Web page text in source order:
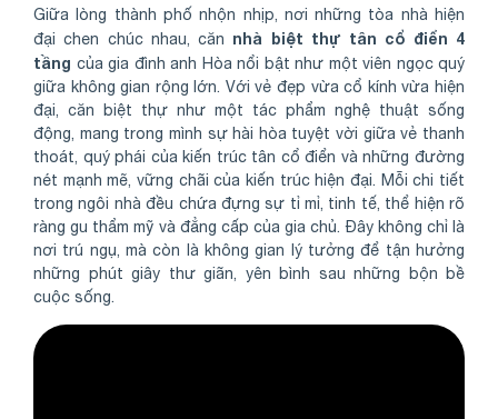
Giữa lòng thành phố nhộn nhịp, nơi những tòa nhà hiện
đại chen chúc nhau, căn nhà biệt thự tân cổ điển 4
tầng của gia đình anh Hòa nổi bật như một viên ngọc quý
giữa không gian rộng lớn. Với vẻ đẹp vừa cổ kính vừa hiện
đại, căn biệt thự như một tác phẩm nghệ thuật sống
động, mang trong mình sự hài hòa tuyệt vời giữa vẻ thanh
thoát, quý phái của kiến trúc tân cổ điển và những đường
nét mạnh mẽ, vững chãi của kiến trúc hiện đại. Mỗi chi tiết
trong ngôi nhà đều chứa đựng sự tỉ mỉ, tinh tế, thể hiện rõ
ràng gu thẩm mỹ và đẳng cấp của gia chủ. Đây không chỉ là
nơi trú ngụ, mà còn là không gian lý tưởng để tận hưởng
những phút giây thư giãn, yên bình sau những bộn bề
cuộc sống.